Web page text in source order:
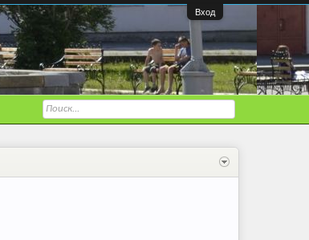
Вход